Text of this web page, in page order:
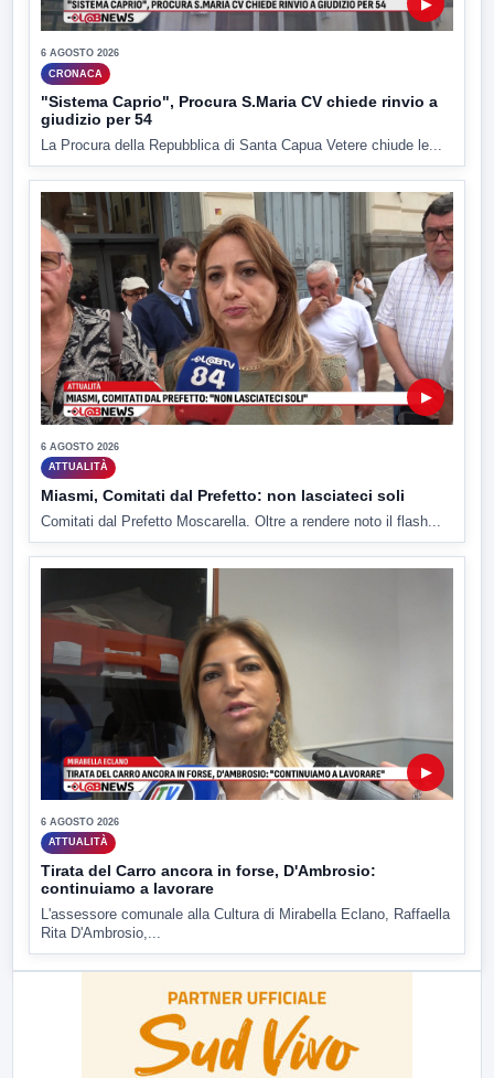
▶
6 AGOSTO 2026
CRONACA
"Sistema Caprio", Procura S.Maria CV chiede rinvio a
giudizio per 54
La Procura della Repubblica di Santa Capua Vetere chiude le...
▶
6 AGOSTO 2026
ATTUALITÀ
Miasmi, Comitati dal Prefetto: non lasciateci soli
Comitati dal Prefetto Moscarella. Oltre a rendere noto il flash...
▶
6 AGOSTO 2026
ATTUALITÀ
Tirata del Carro ancora in forse, D'Ambrosio:
continuiamo a lavorare
L'assessore comunale alla Cultura di Mirabella Eclano, Raffaella
Rita D'Ambrosio,...